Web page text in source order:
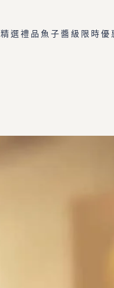
精選禮品 魚子醬級 限時優